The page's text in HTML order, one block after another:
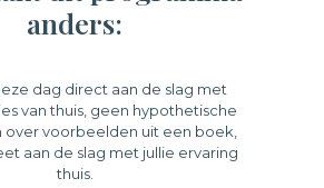
anders:
dag direct aan de slag met
van thuis, geen hypothetische
over voorbeelden uit een boek,
aan de slag met jullie ervaring
thuis.